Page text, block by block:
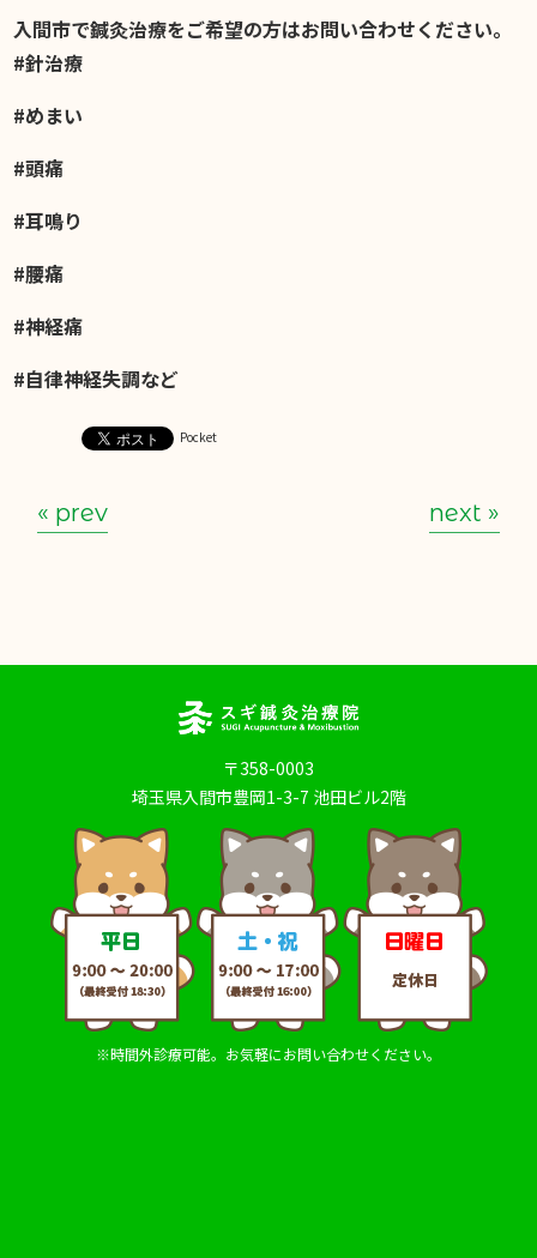
入間市で鍼灸治療をご希望の方はお問い合わせください。
#針治療
#めまい
#頭痛
#耳鳴り
#腰痛
#神経痛
#自律神経失調など
Pocket
« prev next »
〒358-0003
埼玉県入間市豊岡1-3-7 池田ビル2階
※時間外診療可能。お気軽にお問い合わせください。